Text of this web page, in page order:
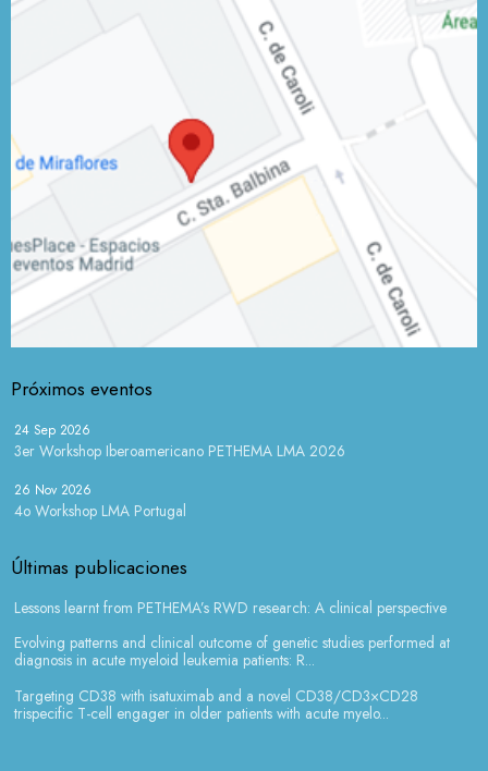
Próximos eventos
24 Sep 2026
3er Workshop Iberoamericano PETHEMA LMA 2026
26 Nov 2026
4o Workshop LMA Portugal
Últimas publicaciones
Lessons learnt from PETHEMA’s RWD research: A clinical perspective
Evolving patterns and clinical outcome of genetic studies performed at
diagnosis in acute myeloid leukemia patients: R...
Targeting CD38 with isatuximab and a novel CD38/CD3×CD28
trispecific T-cell engager in older patients with acute myelo...